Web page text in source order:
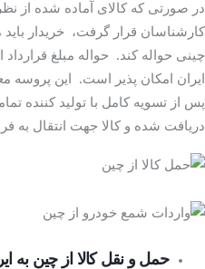
در صورتی که کالای آماده شده از
کارشناسان قرار گرفت، خریدار باید
چینی حواله کند. حواله مبلغ
پس از تسویه کامل با تولید کننده
دریافت شده و کالا جهت انتقال به
حمل و نقل کالا از چین به